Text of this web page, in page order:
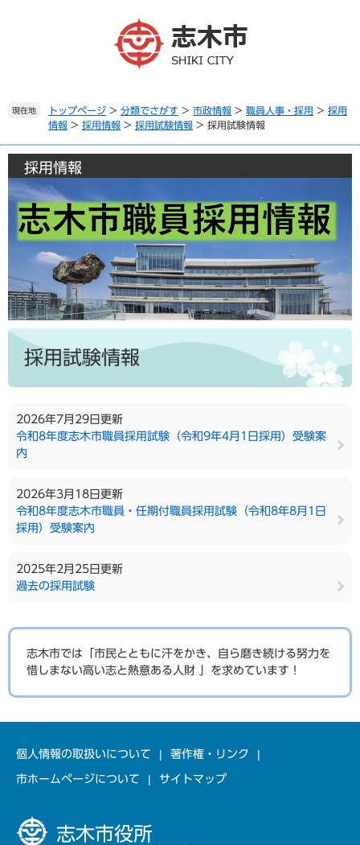
。
て
文
現在地 トップページ > 分類でさがす > 市政情報 > 職員人事・採用 > 採用
情報 > 採用情報 > 採用試験情報 > 採用試験情報
採用情報
本
採用試験情報
2026年7月29日更新
令和8年度志木市職員採用試験（令和9年4月1日採用）受験案
内
2026年3月18日更新
令和8年度志木市職員・任期付職員採用試験（令和8年8月1日
採用）受験案内
2025年2月25日更新
過去の採用試験
志木市では「市民とともに汗をかき、自ら磨き続ける努力を
惜しまない高い志と熱意ある人財 」を求めています！
個人情報の取扱いについて 著作権・リンク
市ホームページについて サイトマップ
志木市役所